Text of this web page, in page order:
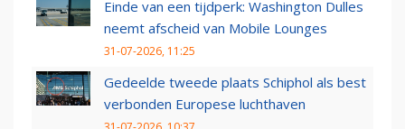
Einde van een tijdperk: Washington Dulles
neemt afscheid van Mobile Lounges
31-07-2026, 11:25
Gedeelde tweede plaats Schiphol als best
verbonden Europese luchthaven